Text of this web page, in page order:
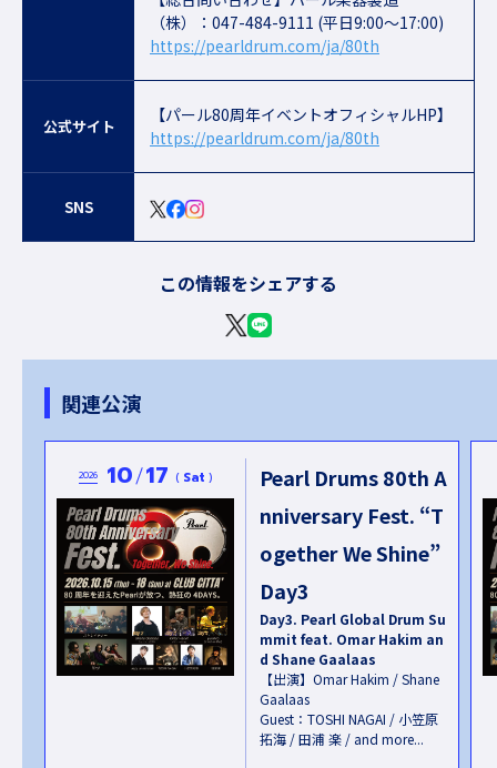
（株）：047-484-9111 (平日9:00～17:00)
https://pearldrum.com/ja/80th
公式サイト
【パール80周年イベントオフィシャルHP】
https://pearldrum.com/ja/80th
SNS
この情報をシェアする
関連公演
2026 10 17 Sat
Pearl Drums 80th A
nniversary Fest. “T
ogether We Shine”
Day3
Day3. Pearl Global Drum Su
mmit feat. Omar Hakim an
d Shane Gaalaas
【出演】Omar Hakim / Shane
Gaalaas
Guest：TOSHI NAGAI / 小笠原
拓海 / 田浦 楽 / and more...